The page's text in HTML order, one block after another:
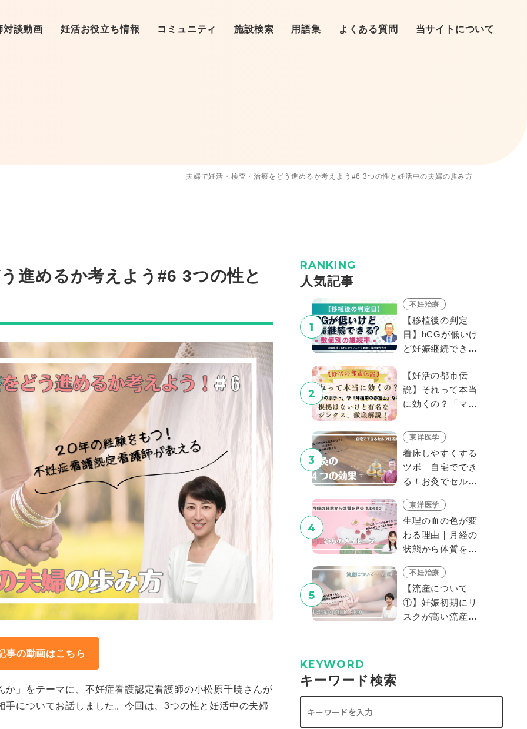
対談動画 妊活お役立ち情報 コミュニティ 施設検索 用語集 よくある質問 当サイトについて
夫婦で妊活・検査・治療をどう進めるか考えよう#6 3つの性と妊活中の夫婦の歩み方
進めるか考えよう#6 3つの性と
事の動画はこちら
」をテーマに、不妊症看護認定看護師の小松原千暁さんが
についてお話しました。今回は、3つの性と妊活中の夫婦
RANKING
⼈気記事
1
不妊治療
【移植後の判定
日】hCGが低いけ
ど妊娠継続でき
率
2
【妊活の都市伝
説】それって本当
に効くの？「マッ
「陣痛中の赤富
士」など、根拠は
ないけど有名なジ
ンクス、徹底解
説！
3
東洋医学
着床しやすくする
ツボ｜自宅ででき
る！お灸でセルフ
4
東洋医学
生理の血の色が変
わる理由｜月経の
状態から体質を見
5
不妊治療
【流産について
①】妊娠初期にリ
スクが高い流産。
KEYWORD
キーワード検索